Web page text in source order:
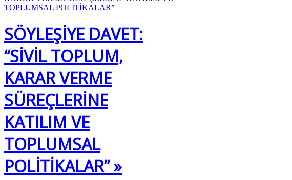
SÖYLEŞİYE DAVET:
“SİVİL TOPLUM,
KARAR VERME
SÜREÇLERİNE
KATILIM VE
TOPLUMSAL
POLİTİKALAR” »